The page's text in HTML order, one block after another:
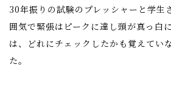
30年振りの試験のプレッシャーと学生
囲気で緊張はピークに達し頭が真っ白
は、どれにチェックしたかも覚えてい
た。